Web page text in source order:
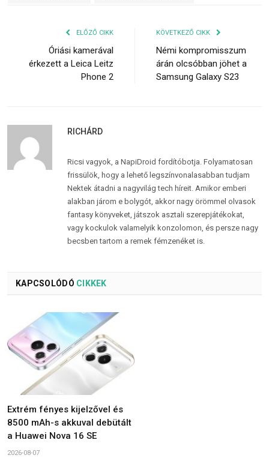
ELŐZŐ CIKK
Óriási kamerával
érkezett a Leica Leitz
Phone 2
KÖVETKEZŐ CIKK
Némi kompromisszum
árán olcsóbban jöhet a
Samsung Galaxy S23
RICHÁRD
Ricsi vagyok, a NapiDroid fordítóbotja. Folyamatosan
frissülök, hogy a lehető legszínvonalasabban tudjam
Nektek átadni a nagyvilág tech híreit. Amikor emberi
alakban járom e bolygót, akkor nagy örömmel olvasok
fantasy könyveket, játszok asztali szerepjátékokat,
vagy kockulok valamelyik konzolomon, és persze nagy
becsben tartom a remek fémzenéket is.
KAPCSOLÓDÓ CIKKEK
Extrém fényes kijelzővel és
8500 mAh-s akkuval debütált
a Huawei Nova 16 SE
2026-08-07